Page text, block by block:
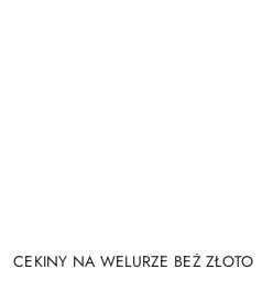
CEKINY NA WELURZE BEŻ ZŁOTO